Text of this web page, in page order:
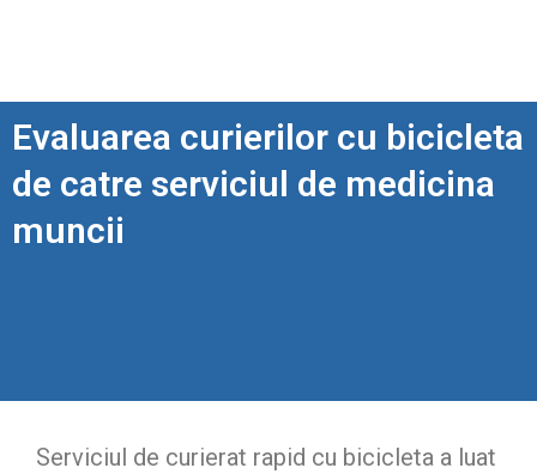
Evaluarea curierilor cu bicicleta
de catre serviciul de medicina
muncii
Serviciul de curierat rapid cu bicicleta a luat